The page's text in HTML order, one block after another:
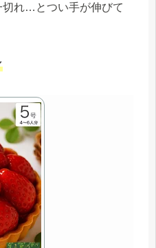
切れ…とつい手が伸びて